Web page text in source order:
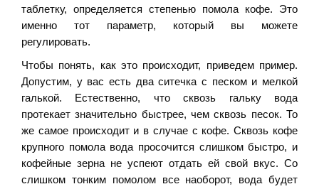
таблетку, определяется степенью помола кофе. Это
именно тот параметр, который вы можете
регулировать.
Чтобы понять, как это происходит, приведем пример.
Допустим, у вас есть два ситечка с песком и мелкой
галькой. Естественно, что сквозь гальку вода
протекает значительно быстрее, чем сквозь песок. То
же самое происходит и в случае с кофе. Сквозь кофе
крупного помола вода просочится слишком быстро, и
кофейные зерна не успеют отдать ей свой вкус. Со
слишком тонким помолом все наоборот, вода будет